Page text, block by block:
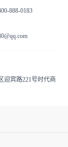
车里不仅能装饰更能
治理甲醛的产品，而
博士”就担此重任。
广泛应用于生产、生
要功能：吸附异味应
汽车、冰箱、食品
888-0183
迎宾路221号时代商